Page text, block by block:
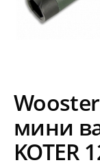
мини
KOTER